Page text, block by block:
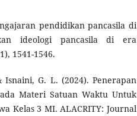
pendidikan pancasila di
ideologi pancasila di era
1541-1546.
G. L. (2024). Penerapan
Materi Satuan Waktu Untuk
Kelas 3 MI. ALACRITY: Journal